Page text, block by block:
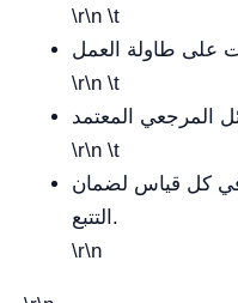
\r\n \t
\r\n \t
\r\n \t
كل قياس لضمان
التتبع.
\r\n